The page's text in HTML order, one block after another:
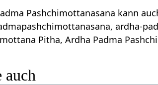
Pashchimottanasana kann
ardha-
Pitha, Ardha Padma
auch